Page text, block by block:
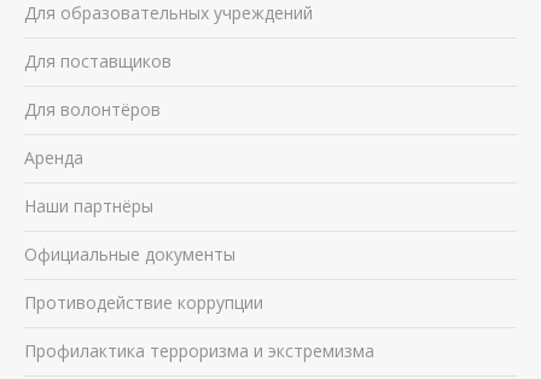
Для образовательных учреждений
Для поставщиков
Для волонтёров
Аренда
Наши партнёры
Официальные документы
Противодействие коррупции
Профилактика терроризма и экстремизма